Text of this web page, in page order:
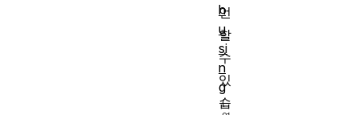
언
할
수
있
습
h
u
si
n
g